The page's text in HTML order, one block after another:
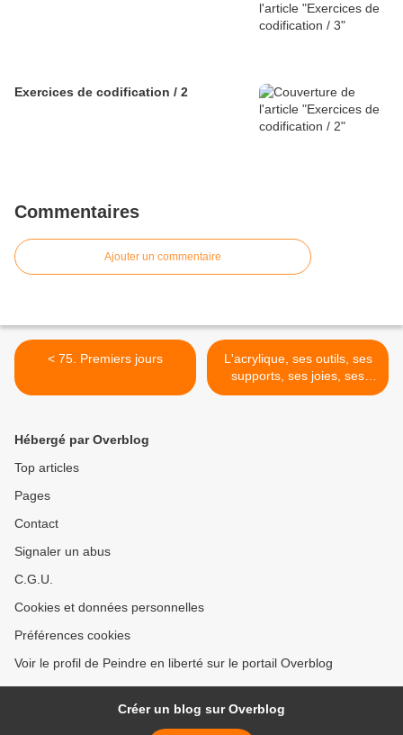
Exercices de codification / 2
Commentaires
Ajouter un commentaire
< 75. Premiers jours
L'acrylique, ses outils, ses
supports, ses joies, ses
peines >
Hébergé par Overblog
Top articles
Pages
Contact
Signaler un abus
C.G.U.
Cookies et données personnelles
Préférences cookies
Voir le profil de Peindre en liberté sur le portail Overblog
Créer un blog sur Overblog